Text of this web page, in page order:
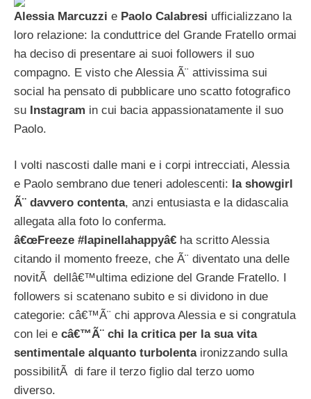
Alessia Marcuzzi e Paolo Calabresi ufficializzano la
loro relazione: la conduttrice del Grande Fratello ormai
ha deciso di presentare ai suoi followers il suo
compagno. E visto che Alessia Ã¨ attivissima sui
social ha pensato di pubblicare uno scatto fotografico
su Instagram in cui bacia appassionatamente il suo
Paolo.
I volti nascosti dalle mani e i corpi intrecciati, Alessia
e Paolo sembrano due teneri adolescenti: la showgirl
Ã¨ davvero contenta, anzi entusiasta e la didascalia
allegata alla foto lo conferma.
â€œFreeze #lapinellahappyâ€ ha scritto Alessia
citando il momento freeze, che Ã¨ diventato una delle
novitÃ dellâ€™ultima edizione del Grande Fratello. I
followers si scatenano subito e si dividono in due
categorie: câ€™Ã¨ chi approva Alessia e si congratula
con lei e câ€™Ã¨ chi la critica per la sua vita
sentimentale alquanto turbolenta ironizzando sulla
possibilitÃ di fare il terzo figlio dal terzo uomo
diverso.